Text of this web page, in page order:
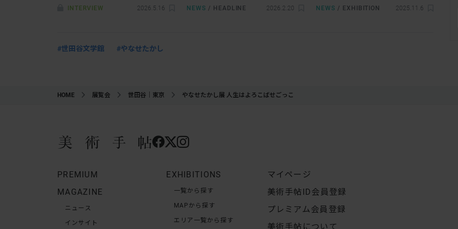
のはざまで模索する、アイデンティ
INTERVIEW 2026.5.16
こと」開催。代表作18本を上映
NEWS / HEADLINE 2026.2.20
催へ
NEWS / EXHIBITION 2025.11.6
#世田谷文学館 #やなせたかし
HOME 展覧会 世田谷｜東京 やなせたかし展 人生はよろこばせごっこ
PREMIUM
MAGAZINE
ニュース
インサイト
EXHIBITIONS
一覧から探す
MAPから探す
エリア一覧から探す
マイページ
美術手帖ID会員登録
プレミアム会員登録
美術手帖について